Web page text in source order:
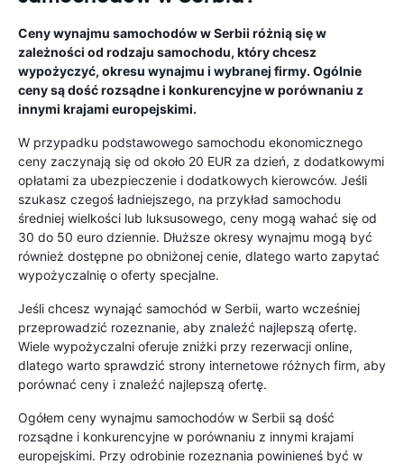
Ceny wynajmu samochodów w Serbii różnią się w
zależności od rodzaju samochodu, który chcesz
wypożyczyć, okresu wynajmu i wybranej firmy. Ogólnie
ceny są dość rozsądne i konkurencyjne w porównaniu z
innymi krajami europejskimi.
W przypadku podstawowego samochodu ekonomicznego
ceny zaczynają się od około 20 EUR za dzień, z dodatkowymi
opłatami za ubezpieczenie i dodatkowych kierowców. Jeśli
szukasz czegoś ładniejszego, na przykład samochodu
średniej wielkości lub luksusowego, ceny mogą wahać się od
30 do 50 euro dziennie. Dłuższe okresy wynajmu mogą być
również dostępne po obniżonej cenie, dlatego warto zapytać
wypożyczalnię o oferty specjalne.
Jeśli chcesz wynająć samochód w Serbii, warto wcześniej
przeprowadzić rozeznanie, aby znaleźć najlepszą ofertę.
Wiele wypożyczalni oferuje zniżki przy rezerwacji online,
dlatego warto sprawdzić strony internetowe różnych firm, aby
porównać ceny i znaleźć najlepszą ofertę.
Ogółem ceny wynajmu samochodów w Serbii są dość
rozsądne i konkurencyjne w porównaniu z innymi krajami
europejskimi. Przy odrobinie rozeznania powinieneś być w